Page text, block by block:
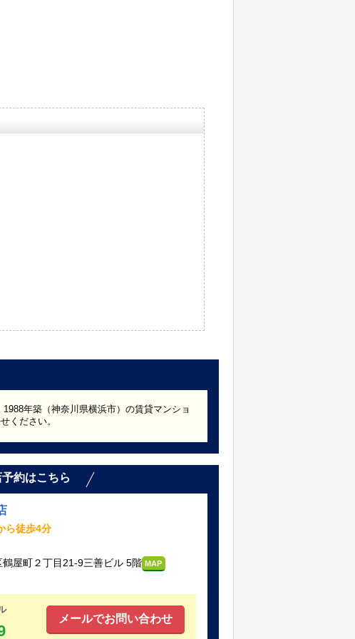
年築（神奈川県横浜市）の賃貸マンショ
ください。
約はこちら
ら徒歩4分
屋町２丁目21-9三善ビル 5階 MAP
メールでお問い合わせ